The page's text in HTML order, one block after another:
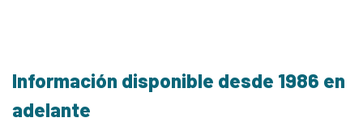
Información disponible desde 1986 en
adelante